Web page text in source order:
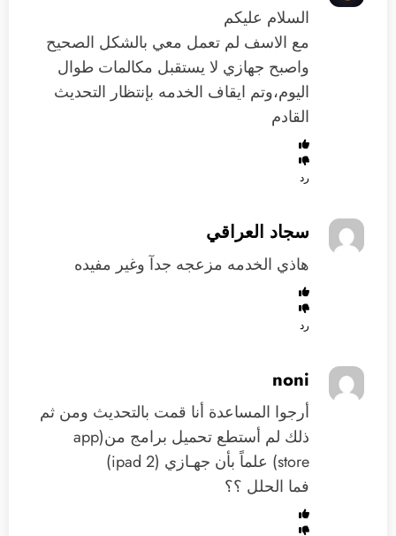
السلام عليكم
مع الاسف لم تعمل معي بالشكل الصحيح
واصبح جهازي لا يستقبل مكالمات طوال
اليوم،وتم ايقاف الخدمه بإنتظار التحديث
القادم
رد
سجاد العراقي
هاذي الخدمه مزعجه جدآ وغير مفيده
رد
noni
أرجوا المساعدة أنا قمت بالتحديث ومن ثم
ذلك لم أستطع تحميل برامج من(app
store) علماً بأن جهـازي (ipad 2)
فما الحلل ؟؟